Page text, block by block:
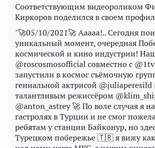
Соответствующим видеороликом
Киркоров поделился в своем
"🚀05/10/2021🚀 Ааааа!.. Сегодня
уникальный момент, очередная
космической и кино индустрии!
@roscosmosofficial совместно с
запустили в космос съёмочную
гениальной актрисой @juliaperesild
талантливым режиссёром
@anton_astrey 🚀 По воле случая я
гастролях в Турции и не смог
ребятам у станции Байконур, но
Турецком побережье 🇹🇷 я вижу как